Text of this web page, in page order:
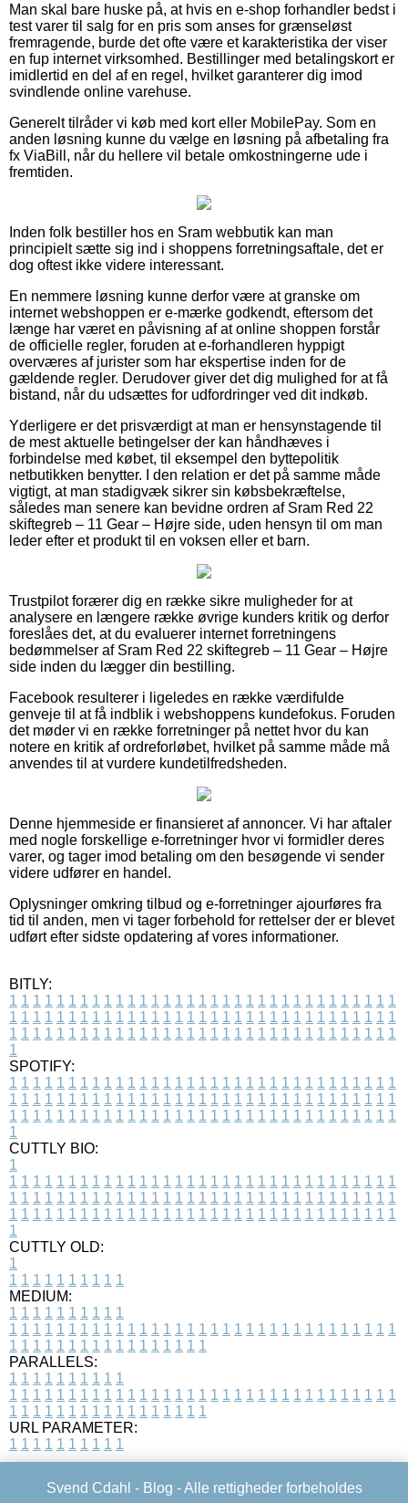
Man skal bare huske på, at hvis en e-shop forhandler bedst i
test varer til salg for en pris som anses for grænseløst
fremragende, burde det ofte være et karakteristika der viser
en fup internet virksomhed. Bestillinger med betalingskort er
imidlertid en del af en regel, hvilket garanterer dig imod
svindlende online varehuse.
Generelt tilråder vi køb med kort eller MobilePay. Som en
anden løsning kunne du vælge en løsning på afbetaling fra
fx ViaBill, når du hellere vil betale omkostningerne ude i
fremtiden.
Inden folk bestiller hos en Sram webbutik kan man
principielt sætte sig ind i shoppens forretningsaftale, det er
dog oftest ikke videre interessant.
En nemmere løsning kunne derfor være at granske om
internet webshoppen er e-mærke godkendt, eftersom det
længe har været en påvisning af at online shoppen forstår
de officielle regler, foruden at e-forhandleren hyppigt
overværes af jurister som har ekspertise inden for de
gældende regler. Derudover giver det dig mulighed for at få
bistand, når du udsættes for udfordringer ved dit indkøb.
Yderligere er det prisværdigt at man er hensynstagende til
de mest aktuelle betingelser der kan håndhæves i
forbindelse med købet, til eksempel den byttepolitik
netbutikken benytter. I den relation er det på samme måde
vigtigt, at man stadigvæk sikrer sin købsbekræftelse,
således man senere kan bevidne ordren af Sram Red 22
skiftegreb – 11 Gear – Højre side, uden hensyn til om man
leder efter et produkt til en voksen eller et barn.
Trustpilot forærer dig en række sikre muligheder for at
analysere en længere række øvrige kunders kritik og derfor
foreslåes det, at du evaluerer internet forretningens
bedømmelser af Sram Red 22 skiftegreb – 11 Gear – Højre
side inden du lægger din bestilling.
Facebook resulterer i ligeledes en række værdifulde
genveje til at få indblik i webshoppens kundefokus. Foruden
det møder vi en række forretninger på nettet hvor du kan
notere en kritik af ordreforløbet, hvilket på samme måde må
anvendes til at vurdere kundetilfredsheden.
Denne hjemmeside er finansieret af annoncer. Vi har aftaler
med nogle forskellige e-forretninger hvor vi formidler deres
varer, og tager imod betaling om den besøgende vi sender
videre udfører en handel.
Oplysninger omkring tilbud og e-forretninger ajourføres fra
tid til anden, men vi tager forbehold for rettelser der er blevet
udført efter sidste opdatering af vores informationer.
BITLY:
1 1 1 1 1 1 1 1 1 1 1 1 1 1 1 1 1 1 1 1 1 1 1 1 1 1 1 1 1 1 1 1 1
1 1 1 1 1 1 1 1 1 1 1 1 1 1 1 1 1 1 1 1 1 1 1 1 1 1 1 1 1 1 1 1 1
1 1 1 1 1 1 1 1 1 1 1 1 1 1 1 1 1 1 1 1 1 1 1 1 1 1 1 1 1 1 1 1 1
1
SPOTIFY:
1 1 1 1 1 1 1 1 1 1 1 1 1 1 1 1 1 1 1 1 1 1 1 1 1 1 1 1 1 1 1 1 1
1 1 1 1 1 1 1 1 1 1 1 1 1 1 1 1 1 1 1 1 1 1 1 1 1 1 1 1 1 1 1 1 1
1 1 1 1 1 1 1 1 1 1 1 1 1 1 1 1 1 1 1 1 1 1 1 1 1 1 1 1 1 1 1 1 1
1
CUTTLY BIO:
1
1 1 1 1 1 1 1 1 1 1 1 1 1 1 1 1 1 1 1 1 1 1 1 1 1 1 1 1 1 1 1 1 1
1 1 1 1 1 1 1 1 1 1 1 1 1 1 1 1 1 1 1 1 1 1 1 1 1 1 1 1 1 1 1 1 1
1 1 1 1 1 1 1 1 1 1 1 1 1 1 1 1 1 1 1 1 1 1 1 1 1 1 1 1 1 1 1 1 1
1
CUTTLY OLD:
1
1 1 1 1 1 1 1 1 1 1
MEDIUM:
1 1 1 1 1 1 1 1 1 1
1 1 1 1 1 1 1 1 1 1 1 1 1 1 1 1 1 1 1 1 1 1 1 1 1 1 1 1 1 1 1 1 1
1 1 1 1 1 1 1 1 1 1 1 1 1 1 1 1 1
PARALLELS:
1 1 1 1 1 1 1 1 1 1
1 1 1 1 1 1 1 1 1 1 1 1 1 1 1 1 1 1 1 1 1 1 1 1 1 1 1 1 1 1 1 1 1
1 1 1 1 1 1 1 1 1 1 1 1 1 1 1 1 1
URL PARAMETER:
1 1 1 1 1 1 1 1 1 1
Svend Cdahl - Blog - Alle rettigheder forbeholdes